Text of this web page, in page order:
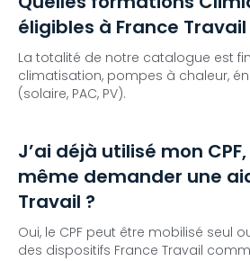
éligibles à France Travail
La totalité de notre catalogue est
climatisation, pompes à chaleur,
(solaire, PAC, PV).
J’ai déjà utilisé mon
même demander une
Travail ?
Oui, le CPF peut être mobilisé seul
des dispositifs France Travail comme